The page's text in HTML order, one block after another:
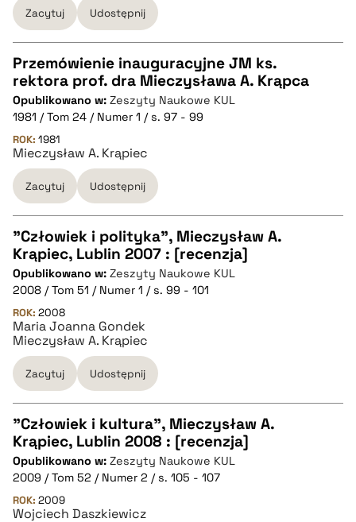
BIBTEX
pobierz cytat
Zacytuj Udostępnij
CZYSTY TEKST
pobierz cytat
BIBTEX
pobierz cytat
Przemówienie inauguracyjne JM ks.
rektora prof. dra Mieczysława A. Krąpca
Opublikowano w: Zeszyty Naukowe KUL
1981 / Tom 24 / Numer 1 / s. 97 - 99
ROK: 1981
Mieczysław A. Krąpiec
Zacytuj Udostępnij
CZYSTY TEKST
pobierz cytat
BIBTEX
pobierz cytat
"Człowiek i polityka", Mieczysław A.
Krąpiec, Lublin 2007 : [recenzja]
Opublikowano w: Zeszyty Naukowe KUL
2008 / Tom 51 / Numer 1 / s. 99 - 101
ROK: 2008
Maria Joanna Gondek
Mieczysław A. Krąpiec
Zacytuj Udostępnij
CZYSTY TEKST
pobierz cytat
"Człowiek i kultura", Mieczysław A.
Krąpiec, Lublin 2008 : [recenzja]
Opublikowano w: Zeszyty Naukowe KUL
2009 / Tom 52 / Numer 2 / s. 105 - 107
ROK: 2009
Wojciech Daszkiewicz